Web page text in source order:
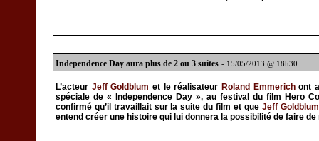
Independence Day aura plus de 2 ou 3 suites - 15/05/2013 @ 18h30
L’acteur Jeff Goldblum et le réalisateur Roland Emmerichont
spéciale de « Independence Day », au festival du film Hero
confirmé qu’il travaillait sur la suite du film et que Jeff Goldblum
entend créer une histoire qui lui donnera la possibilité de faire